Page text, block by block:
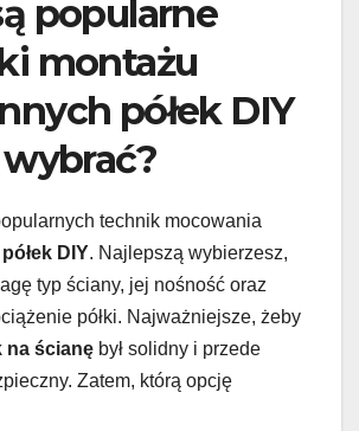
popularne
montażu
półek DIY
technik mocowania
DIY. Najlepszą wybierzesz,
typ ściany, jej nośność oraz
półki. Najważniejsze, żeby
na ścianę był solidny i przede
Zatem, którą opcję